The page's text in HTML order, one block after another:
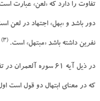
تفاوت را دارد كه «لعن» عبارت
دور باشد و «بهل» اجتهاد در لعن
نفرين داشته باشد «مبتهل» است. (3)
در ذيل آيه 61 سوره
كه در معناى ابتهال دو قول است